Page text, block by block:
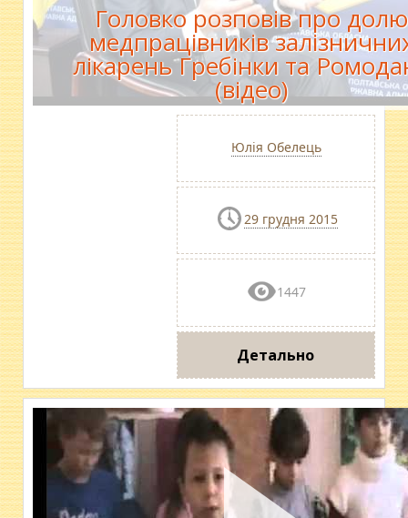
Головко розповів про долю
медпрацівників
лікарень Гребінки та
(відео)
Юлія Обелець
29 грудня 2015
1447
Детально